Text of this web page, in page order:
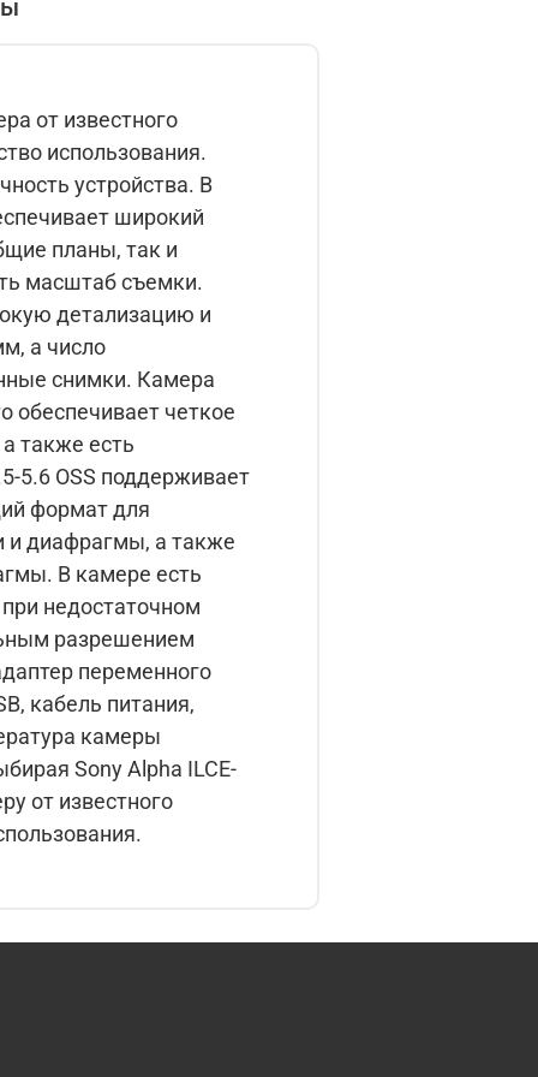
от известного
использования.
устройства. В
широкий
планы, так и
масштаб съемки.
детализацию и
а число
Камера
обеспечивает четкое
также есть
формат для
есть
недостаточном
кабель питания,
от известного